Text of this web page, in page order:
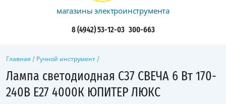
магазины электроинструмента
8 (4942) 53-12-03 300-663
Главная / Ручной инструмент /
Лампа светодиодная C37 СВЕЧА 6 Вт 170-
240В E27 4000К ЮПИТЕР ЛЮКС